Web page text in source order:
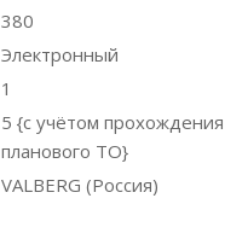
380
Электронный
1
5 {с учётом прохождения
планового ТО}
VALBERG (Россия)